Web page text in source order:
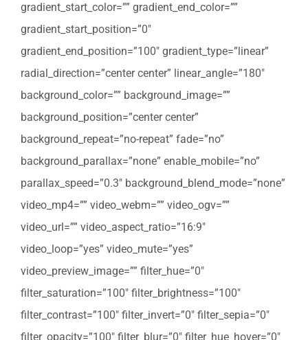
gradient_start_color=”” gradient_end_color=””
gradient_start_position=”0″
gradient_end_position=”100″ gradient_type=”linear”
radial_direction=”center center” linear_angle=”180″
background_color=”” background_image=””
background_position=”center center”
background_repeat=”no-repeat” fade=”no”
background_parallax=”none” enable_mobile=”no”
parallax_speed=”0.3″ background_blend_mode=”none”
video_mp4=”” video_webm=”” video_ogv=””
video_url=”” video_aspect_ratio=”16:9″
video_loop=”yes” video_mute=”yes”
video_preview_image=”” filter_hue=”0″
filter_saturation=”100″ filter_brightness=”100″
filter_contrast=”100″ filter_invert=”0″ filter_sepia=”0″
filter_opacity=”100″ filter_blur=”0″ filter_hue_hover=”0″